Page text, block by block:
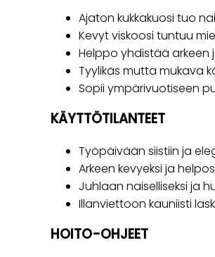
Ajaton kukkakuosi tuo
Kevyt viskoosi tuntuu
Helppo yhdistää arkeen
Tyylikäs mutta mukava
Sopii ympärivuotiseen
KÄYTTÖTILANTEET
Työpäivään siistiin ja
Arkeen kevyeksi ja
Juhlaan naiselliseksi ja
Illanviettoon kauniisti
HOITO-OHJEET